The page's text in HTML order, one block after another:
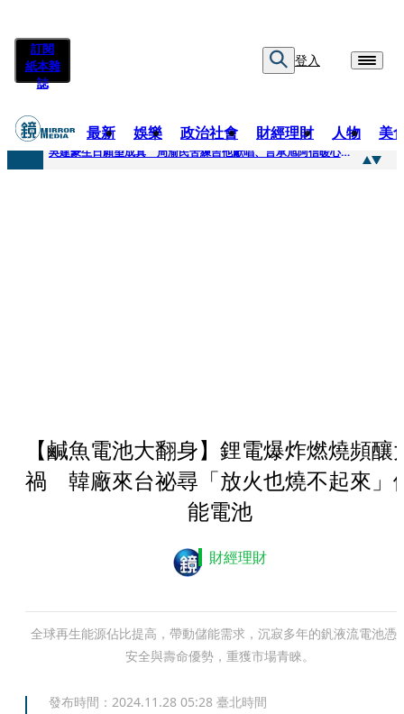
訂閱
紙本雜
誌
登入
最新 娛樂 政治社會 財經理財 人物 美
快訊
吳建豪生日願望成真 周渝民苦練吉他獻唱、言承旭阿信暖心祝福
【鹹魚電池大翻身】鋰電爆炸燃燒頻釀
禍 韓廠來台祕尋「放火也燒不起來」
能電池
財經理財
全球再生能源佔比提高，帶動儲能需求，沉寂多年的釩液流電池憑
安全與壽命優勢，重獲市場青睞。
發布時間： 2024.11.28 05:28 臺北時間